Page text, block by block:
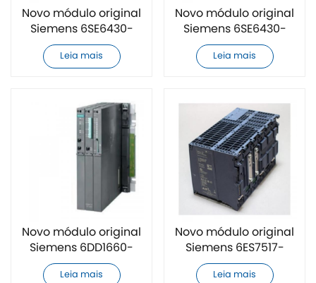
Novo módulo original
Siemens 6SE6430-
2AD34-5EA0
Leia mais
Novo módulo original
Siemens 6SE6430-
2UD42-0GB0
Leia mais
Novo módulo original
Siemens 6DD1660-
0BG0
Leia mais
Novo módulo original
Siemens 6ES7517-
3HP00-0AB0
Leia mais